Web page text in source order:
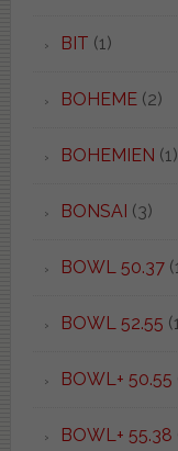
BIT (1)
BOHEME(2)
BOHEMIEN (1)
BONSAI (3)
BOWL 50.37
BOWL 52.55
BOWL+ 50.55
BOWL+ 55.38